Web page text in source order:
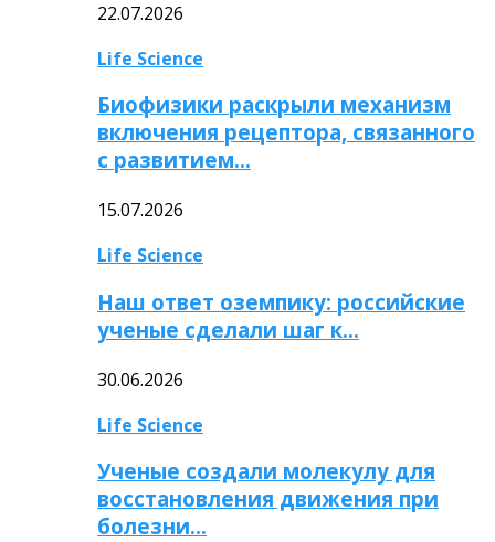
22.07.2026
Life Science
Биофизики раскрыли механизм
включения рецептора, связанного
с развитием…
15.07.2026
Life Science
Наш ответ оземпику: российские
ученые сделали шаг к…
30.06.2026
Life Science
Ученые создали молекулу для
восстановления движения при
болезни…